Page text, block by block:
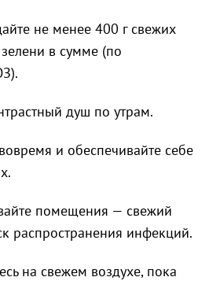
не менее 400 г свежих
в сумме (по
душ по утрам.
и обеспечивайте себе
помещения — свежий
распространения инфекций.
на свежем воздухе, пока